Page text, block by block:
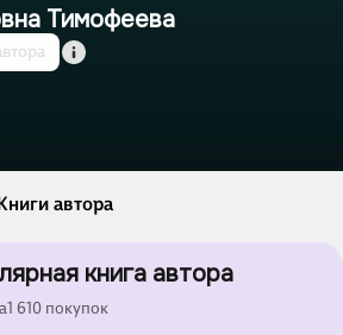
Тимофеева
автора
книга автора
1 610 покупок